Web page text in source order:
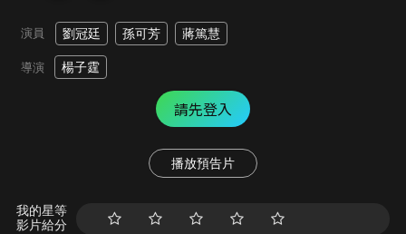
演員 劉冠廷 孫可芳 蔣篤慧
導演 楊子霆
請先登入
播放預告片
我的星等
影片給分